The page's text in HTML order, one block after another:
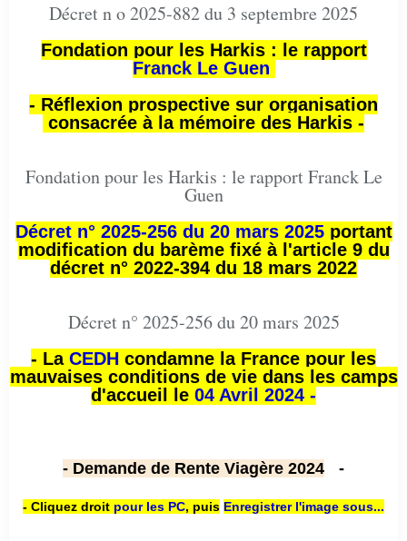
Décret n o 2025-882 du 3 septembre 2025
Fondation pour les Harkis : le rapport
Franck Le Guen
- Réflexion prospective sur organisation
consacrée à la mémoire des Harkis -
Fondation pour les Harkis : le rapport Franck Le
Guen
Décret n° 2025-256 du 20 mars 2025portant
modification du barème fixé à l'article 9 du
décret n° 2022-394 du 18 mars 2022
Décret n° 2025-256 du 20 mars 2025
- La CEDH condamne la France pour les
mauvaises conditions de vie dans les camps
d'accueil le 04 Avril 2024 -
- Demande de Rente Viagère 2024 -
- Cliquez droit pour les PC, puis Enregistrer l'image sous...